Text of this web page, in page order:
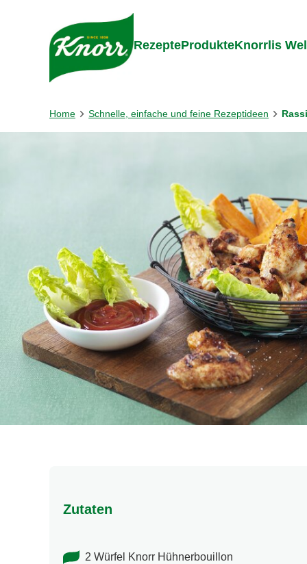
Gehe zu:
RezepteProdukteKnorrlis
Home Schnelle, einfache und feine Rezeptideen
Zutaten
2 Würfel Knorr Hühnerbouillon